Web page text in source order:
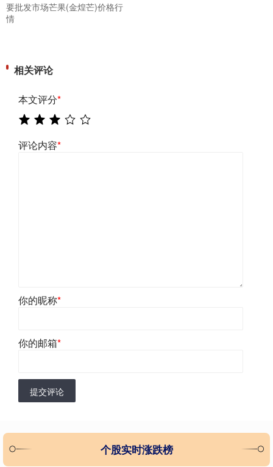
要批发市场芒果(金煌芒)价格行
情
相关评论
本文评分*
评论内容*
你的昵称*
你的邮箱*
提交评论
个股实时涨跌榜